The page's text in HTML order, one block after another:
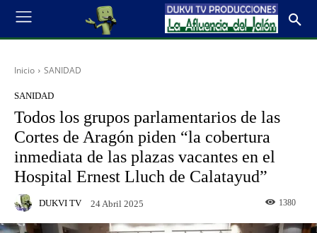
Inicio SANIDAD
SANIDAD
Todos los grupos parlamentarios de las
Cortes de Aragón piden “la cobertura
inmediata de las plazas vacantes en el
Hospital Ernest Lluch de Calatayud”
DUKVI TV 24 Abril 2025 1380